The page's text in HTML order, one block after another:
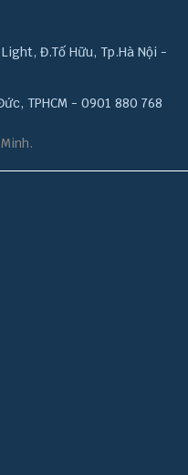
Đ.Tố Hữu, Tp.Hà Nội -
TPHCM - 0901 880 768